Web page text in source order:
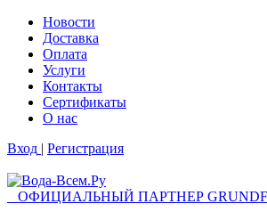
Новости
Доставка
Оплата
Услуги
Контакты
Cертификаты
О нас
Вход | Регистрация
ОФИЦИАЛЬНЫЙ ПАРТНЕР